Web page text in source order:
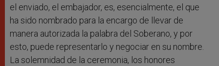
el enviado, el embajador, es, esencialmente, el que
ha sido nombrado para la encargo de llevar de
manera autorizada la palabra del Soberano, y por
esto, puede representarlo y negociar en su nombre.
La solemnidad de la ceremonia, los honores